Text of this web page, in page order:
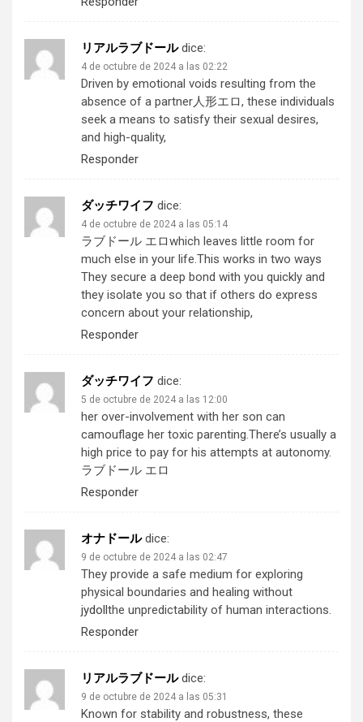
リアルラブドール dice:
4 de octubre de 2024 a las 02:22
Driven by emotional voids resulting from the
absence of a partner人形エロ, these individuals
seek a means to satisfy their sexual desires,
and high-quality,
Responder
ダッチワイフ dice:
4 de octubre de 2024 a las 05:14
ラブドール エロwhich leaves little room for
much else in your life.This works in two ways
They secure a deep bond with you quickly and
they isolate you so that if others do express
concern about your relationship,
Responder
ダッチワイフ dice:
5 de octubre de 2024 a las 12:00
her over-involvement with her son can
camouflage her toxic parenting.There’s usually a
high price to pay for his attempts at autonomy.
ラブドール エロ
Responder
オナドール dice:
9 de octubre de 2024 a las 02:47
They provide a safe medium for exploring
physical boundaries and healing without
jydollthe unpredictability of human interactions.
Responder
リアルラブドール dice:
9 de octubre de 2024 a las 05:31
Known for stability and robustness, these